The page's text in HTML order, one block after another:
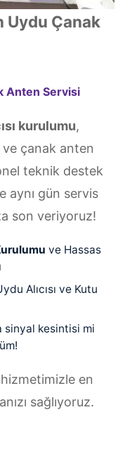
Uydu Çanak
Anten Servisi
kurulumu,
ve çanak anten
teknik destek
aynı gün servis
son veriyoruz!
ve Hassas
Alıcısı ve Kutu
sinyal kesintisi mi
hizmetimizle en
sağlıyoruz.